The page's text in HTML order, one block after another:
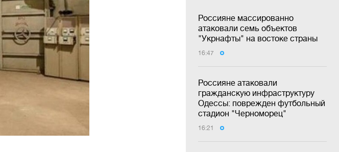
Россияне массированно
атаковали семь объектов
"Укрнафты" на востоке страны
16:47
Россияне атаковали
гражданскую инфраструктуру
Одессы: поврежден футбольный
стадион "Черноморец"
16:21